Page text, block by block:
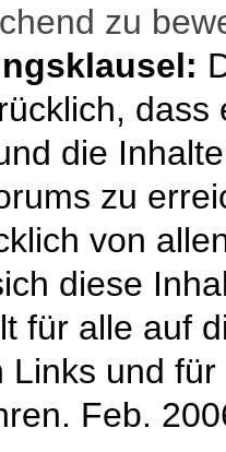
zu
die
zu
von
diese
für alle auf
Links und
Feb.